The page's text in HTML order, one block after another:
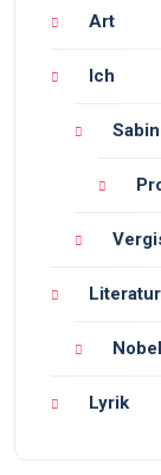
Art
Ich
Literatur
Lyrik